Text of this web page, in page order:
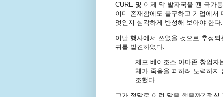
CURE 및 이제 막 발자국을 뗀 국가
이미 존재함에도 불구하고 기업에서
엇인지 심각하게 반성해 보아야 한다.
이날 행사에서 쓰였을 것으로 추정
귀를 발견하였다.
제프 베이조스 아마존 창업자
체가 죽음을 피하려 노력하지
조했다.
그가 정말로 이런 말을 했을까? 정